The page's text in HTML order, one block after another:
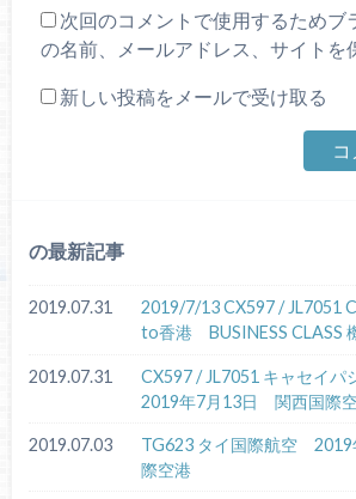
次回のコメントで使用するためブ
の名前、メールアドレス、サイトを
新しい投稿をメールで受け取る
の最新記事
2019.07.31
2019/7/13 CX597 / JL7051
to香港 BUSINESS CLASS
2019.07.31
CX597 / JL7051 キャセイ
2019年7月13日 関西国際
2019.07.03
TG623 タイ国際航空
際空港